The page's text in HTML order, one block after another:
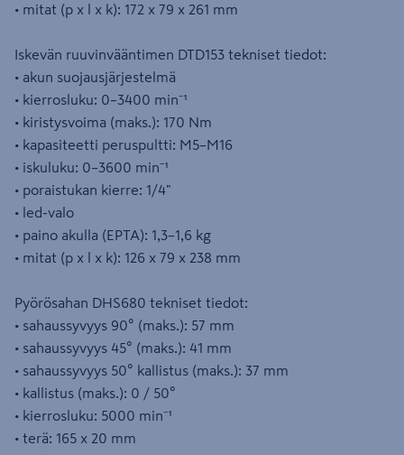
• mitat (p x l x k): 172 x 79 x 261 mm
Iskevän ruuvinvääntimen DTD153 tekniset tiedot:
• akun suojausjärjestelmä
• kierrosluku: 0–3400 min⁻¹
• kiristysvoima (maks.): 170 Nm
• kapasiteetti peruspultti: M5–M16
• iskuluku: 0–3600 min⁻¹
• poraistukan kierre: 1/4"
• led-valo
• paino akulla (EPTA): 1,3–1,6 kg
• mitat (p x l x k): 126 x 79 x 238 mm
Pyörösahan DHS680 tekniset tiedot:
• sahaussyvyys 90° (maks.): 57 mm
• sahaussyvyys 45° (maks.): 41 mm
• sahaussyvyys 50° kallistus (maks.): 37 mm
• kallistus (maks.): 0 / 50°
• kierrosluku: 5000 min⁻¹
• terä: 165 x 20 mm